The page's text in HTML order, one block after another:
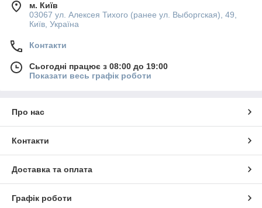
м. Київ
03067 ул. Алексея Тихого (ранее ул. Выборгская), 49,
Київ, Україна
Контакти
Сьогодні працює з 08:00 до 19:00
Показати весь графік роботи
Про нас
Контакти
Доставка та оплата
Графік роботи